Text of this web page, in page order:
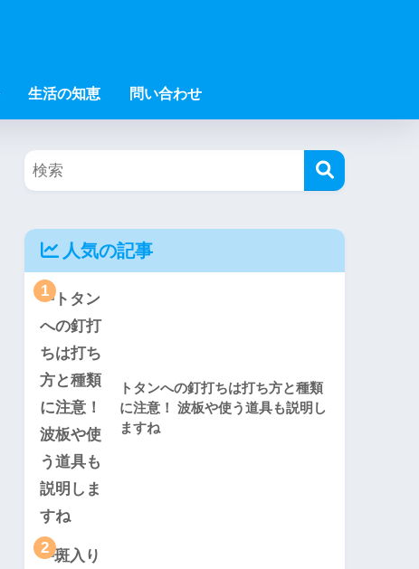
生活の知恵 問い合わせ
人気の記事
1
トタンへの釘打ちは打ち方と種類
に注意！ 波板や使う道具も説明し
ますね
2